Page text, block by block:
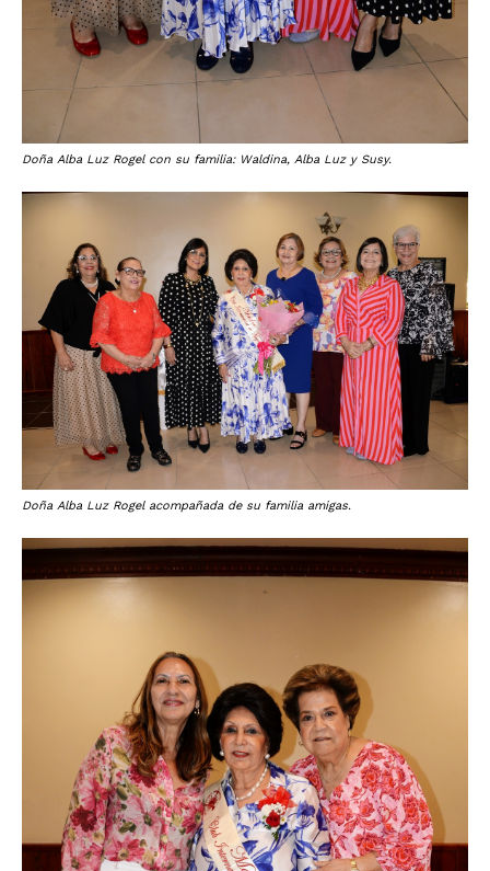
Doña Alba Luz Rogel con su familia: Waldina, Alba Luz y Susy.
Doña Alba Luz Rogel acompañada de su familia amigas.